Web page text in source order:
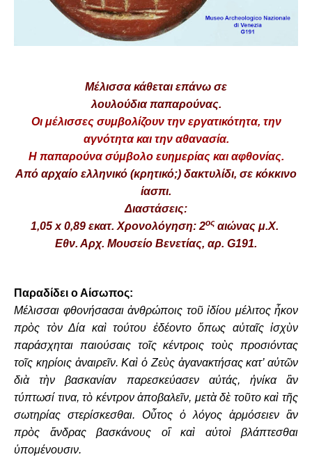
Μέλισσα κάθεται επάνω σε
λουλούδια παπαρούνας.
Οι μέλισσες συμβολίζουν την εργατικότητα, την
αγνότητα και την αθανασία.
Η παπαρούνα σύμβολο ευημερίας και αφθονίας.
Από αρχαίο ελληνικό (κρητικό;) δακτυλίδι, σε κόκκινο
ίασπι.
Διαστάσεις:
1,05 x 0,89 εκατ. Χρονολόγηση: 2ος αιώνας μ.Χ.
Εθν. Αρχ. Μουσείο Βενετίας, αρ. G191.
Παραδίδει ο Αίσωπος:
Μέλισσαι φθονήσασαι ἀνθρώποις τοῦ ἰδίου μέλιτος ἧκον
πρὸς τὸν Δία καὶ τούτου ἐδέοντο ὅπως αὐταῖς ἰσχὺν
παράσχηται παιούσαις τοῖς κέντροις τοὺς προσιόντας
τοῖς κηρίοις ἀναιρεῖν. Καὶ ὁ Ζεὺς ἀγανακτήσας κατ’ αὐτῶν
διὰ τὴν βασκανίαν παρεσκεύασεν αὐτάς, ἡνίκα ἂν
τύπτωσί τινα, τὸ κέντρον ἀποβαλεῖν, μετὰ δὲ τοῦτο καὶ τῆς
σωτηρίας στερίσκεσθαι. Οὗτος ὁ λόγος ἁρμόσειεν ἂν
πρὸς ἄνδρας βασκάνους οἳ καὶ αὐτοὶ βλάπτεσθαι
ὑπομένουσιν.